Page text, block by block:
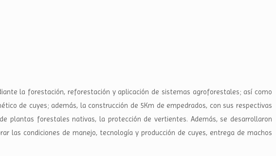
la forestación, reforestación y aplicación de sistemas agroforestales; así como
de cuyes; además, la construcción de 5Km de empedrados, con sus respectivas
plantas forestales nativas, la protección de vertientes. Además, se desarrollaron
las condiciones de manejo, tecnología y producción de cuyes, entrega de machos